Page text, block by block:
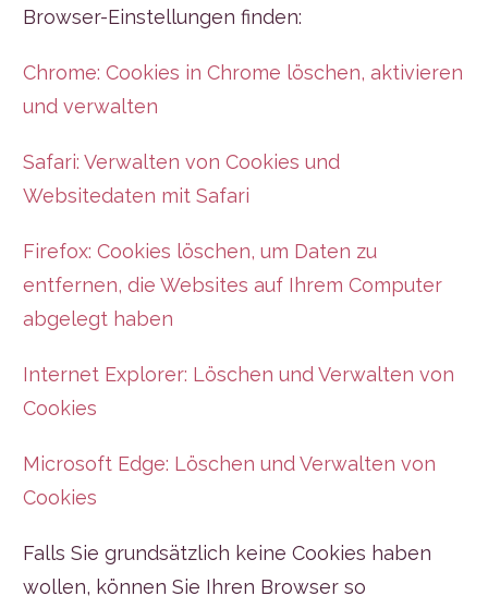
Browser-Einstellungen finden:
Chrome: Cookies in Chrome löschen, aktivieren
und verwalten
Safari: Verwalten von Cookies und
Websitedaten mit Safari
Firefox: Cookies löschen, um Daten zu
entfernen, die Websites auf Ihrem Computer
abgelegt haben
Internet Explorer: Löschen und Verwalten von
Cookies
Microsoft Edge: Löschen und Verwalten von
Cookies
Falls Sie grundsätzlich keine Cookies haben
wollen, können Sie Ihren Browser so